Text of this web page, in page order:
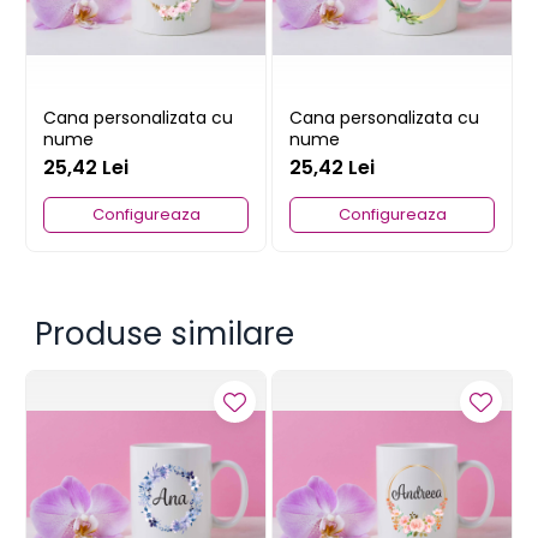
Cana personalizata cu
nume
25,42 Lei
Configureaza
Cana personalizata cu
nume
25,42 Lei
Configureaza
Produse similare